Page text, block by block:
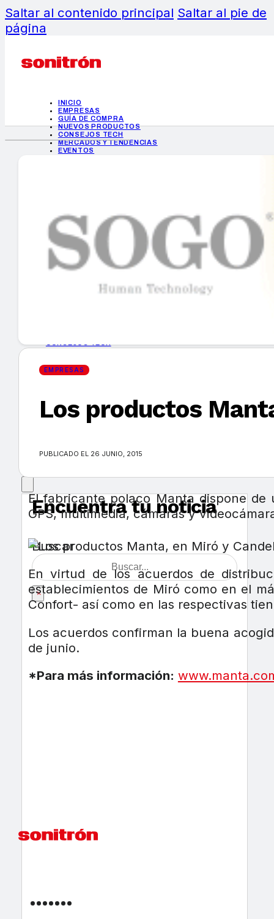
Saltar al contenido principal Saltar al pie de
página
INICIO
EMPRESAS
GUÍA DE COMPRA
NUEVOS PRODUCTOS
CONSEJOS TECH
MERCADOS Y TENDENCIAS
EVENTOS
INICIO
EMPRESAS
GUÍA DE COMPRA
MERCADOS Y TENDENCIAS
Encuentra tu noticia
Buscar
×
EMPRESAS
Los productos
PUBLICADO EL 26 JUNIO, 2015
El fabricante polaco Manta dispone
GPS, multimedia, cámaras y
En virtud de los acuerdos de
establecimientos de Miró como en el
Confort- así como en las respectivas
Los acuerdos confirman la buena
de junio.
*Para más información: